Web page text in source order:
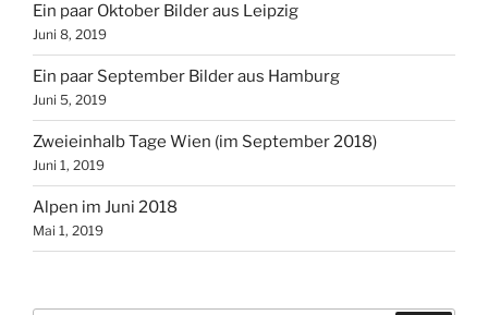
Ein paar Oktober Bilder aus Leipzig
Juni 8, 2019
Ein paar September Bilder aus Hamburg
Juni 5, 2019
Zweieinhalb Tage Wien (im September 2018)
Juni 1, 2019
Alpen im Juni 2018
Mai 1, 2019